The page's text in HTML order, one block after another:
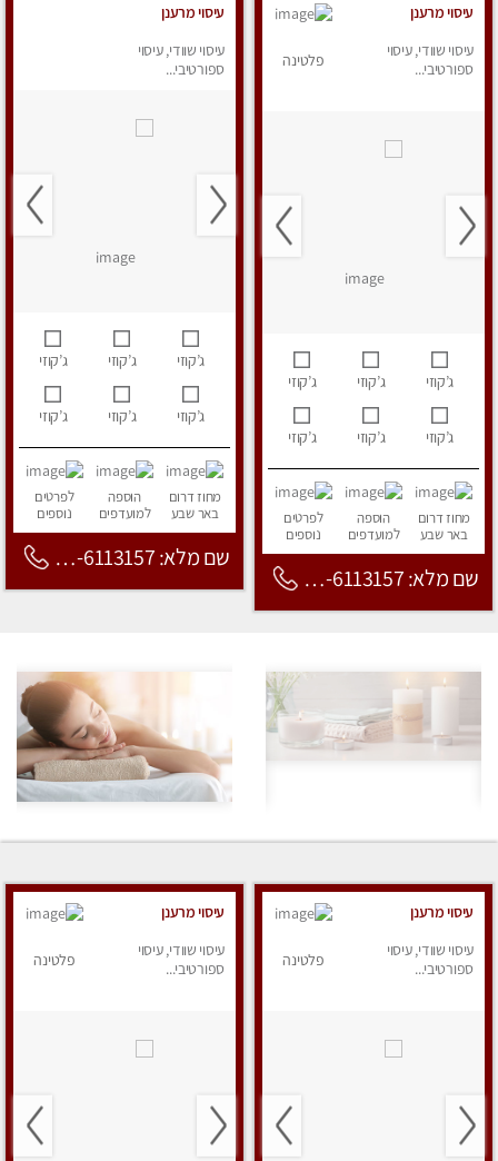
עיסוי מרענן
עיסוי שוודי, עיסוי
ספורטיבי...
פלטינה
ג’קוזי ג’קוזי ג’קוזי
ג’קוזי ג’קוזי ג’קוזי
מחוז דרום
באר שבע
הוספה
למועדפים
לפרטים
נוספים
שם מלא: 053-6113157
עיסוי מרענן
עיסוי שוודי, עיסוי
ספורטיבי...
ג’קוזי ג’קוזי ג’קוזי
ג’קוזי ג’קוזי ג’קוזי
מחוז דרום
באר שבע
הוספה
למועדפים
לפרטים
נוספים
שם מלא: 053-6113157
עיסוי מרענן
עיסוי שוודי, עיסוי
ספורטיבי...
פלטינה
עיסוי מרענן
עיסוי שוודי, עיסוי
ספורטיבי...
פלטינה